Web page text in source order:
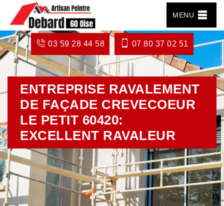
MENU
03 59 28 44 58 07 80 37 02 51
ENTREPRISE RAVALEMENT
DE FAÇADE CREVECOEUR
LE PETIT 60420:
EXCELLENT RAVALEUR